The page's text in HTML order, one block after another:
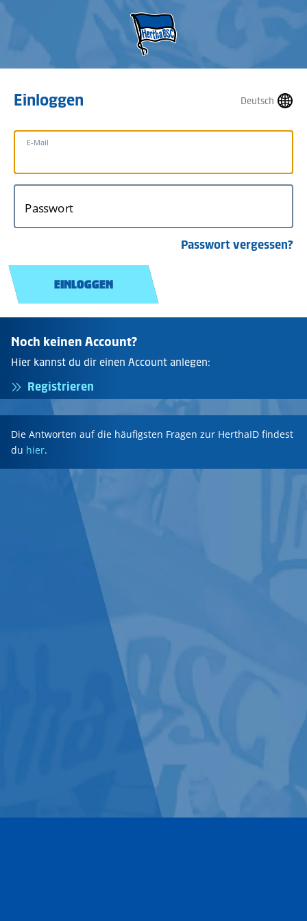
Deutsch
Einloggen
E-Mail
Passwort
Passwort vergessen?
EINLOGGEN
Noch keinen Account?
Hier kannst du dir einen Account anlegen:
Registrieren
Die Antworten auf die häufigsten Fragen zur HerthaID findest
du hier.